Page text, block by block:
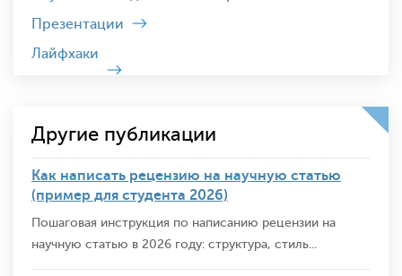
Презентации
Лайфхаки
Другие публикации
Как написать рецензию на научную статью
(пример для студента 2026)
Пошаговая инструкция по написанию рецензии на
научную статью в 2026 году: структура, стиль...